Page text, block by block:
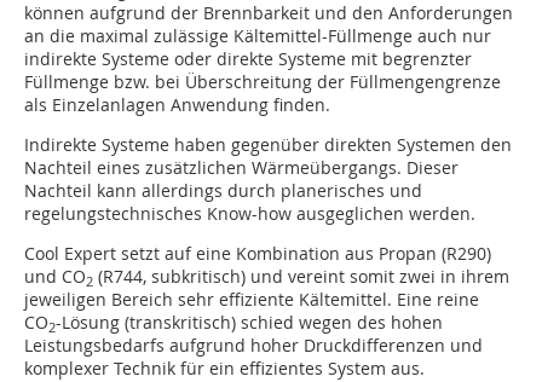
können aufgrund der Brennbarkeit und den Anforderungen
an die maximal zulässige Kältemittel-Füllmenge auch nur
indirekte Systeme oder direkte Systeme mit begrenzter
Füllmenge bzw. bei Überschreitung der Füllmengengrenze
als Einzelanlagen Anwendung finden.
Indirekte Systeme haben gegenüber direkten Systemen den
Nachteil eines zusätzlichen Wärmeübergangs. Dieser
Nachteil kann allerdings durch planerisches und
regelungstechnisches Know-how ausgeglichen werden.
Cool Expert setzt auf eine Kombination aus Propan (R290)
und CO2 (R744, subkritisch) und vereint somit zwei in ihrem
jeweiligen Bereich sehr effiziente Kältemittel. Eine reine
CO2-Lösung (transkritisch) schied wegen des hohen
Leistungsbedarfs aufgrund hoher Druckdifferenzen und
komplexer Technik für ein effizientes System aus.